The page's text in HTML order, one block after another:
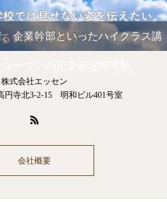
企業幹部といったハイクラス講
株式会社エッセン
円寺北3-2-15 明和ビル401号室
会社概要